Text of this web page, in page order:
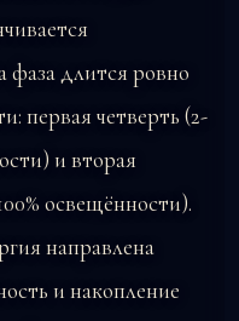
фаза длится ровно
первая четверть (2-
и вторая
освещённости).
направлена
и накопление